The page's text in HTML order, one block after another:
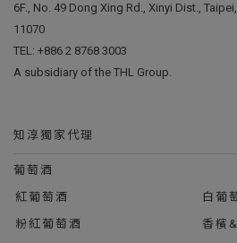
6F., No. 49 Dong Xing Rd., Xinyi Dist.,
11070
TEL: +886 2 8768 3003
A subsidiary of the THL Group.
知淳獨家代理
葡萄酒
紅葡萄酒
白葡
粉紅葡萄酒
香檳